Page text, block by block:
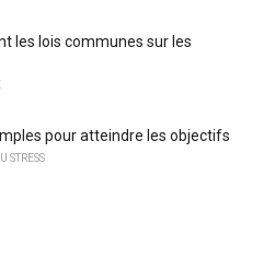
les lois communes sur les
pour atteindre les objectifs
STRESS